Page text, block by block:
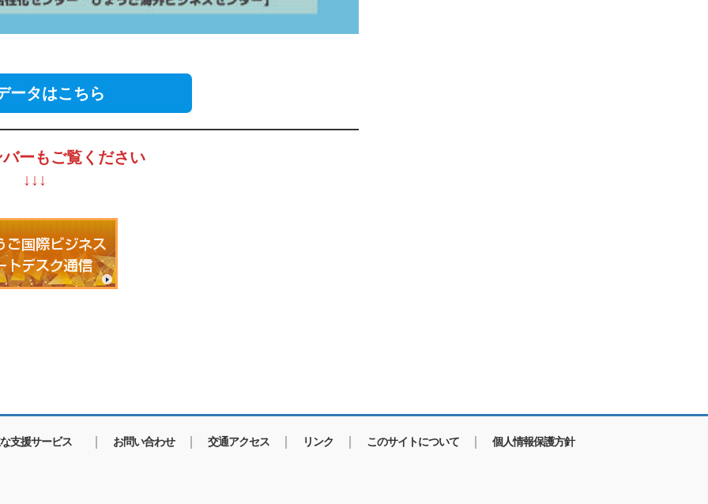
ータはこちら
ーもご覧ください
↓↓↓
支援サービス お問い合わせ 交通アクセス リンク このサイトについて 個人情報保護方針